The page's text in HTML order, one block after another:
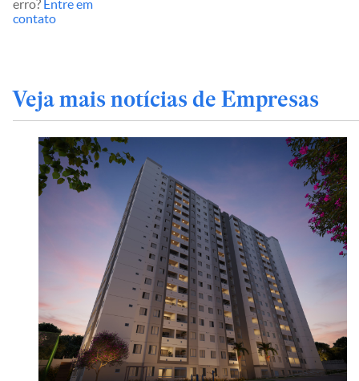
erro? Entre em
contato
Veja mais notícias de Empresas